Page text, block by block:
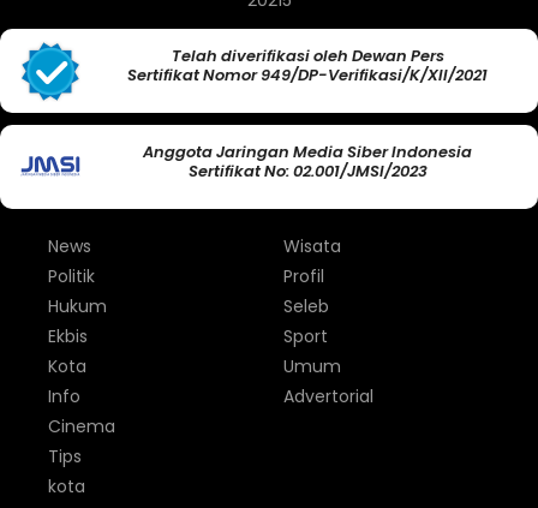
Telah diverifikasi oleh Dewan Pers
Sertifikat Nomor 949/DP-Verifikasi/K/XII/2021
Anggota Jaringan Media Siber Indonesia
Sertifikat No: 02.001/JMSI/2023
News
Politik
Hukum
Ekbis
Kota
Info
Wisata
Profil
Seleb
Sport
Umum
Advertorial
Cinema
Tips
kota